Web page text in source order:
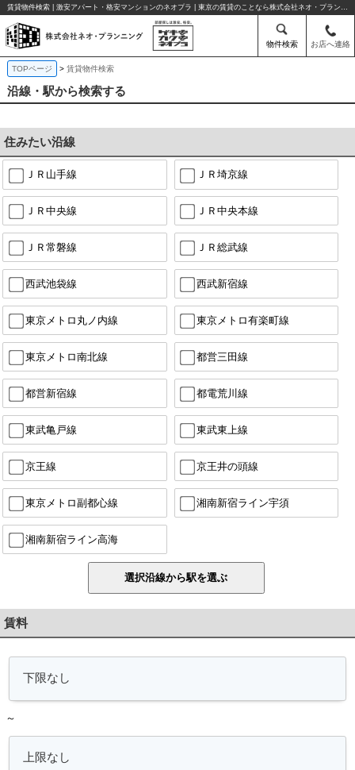
賃貸物件検索 | 激安アパート・格安マンションのネオプラ | 東京の賃貸のことなら株式会社ネオ・プランニング
物件検索 お店へ連絡
TOPページ 賃貸物件検索
沿線・駅から検索する
住みたい沿線
ＪＲ山手線 ＪＲ埼京線
ＪＲ中央線 ＪＲ中央本線
ＪＲ常磐線 ＪＲ総武線
西武池袋線 西武新宿線
東京メトロ丸ノ内線 東京メトロ有楽町線
東京メトロ南北線 都営三田線
都営新宿線 都電荒川線
東武亀戸線 東武東上線
京王線 京王井の頭線
東京メトロ副都心線 湘南新宿ライン宇須
湘南新宿ライン高海
賃料
～